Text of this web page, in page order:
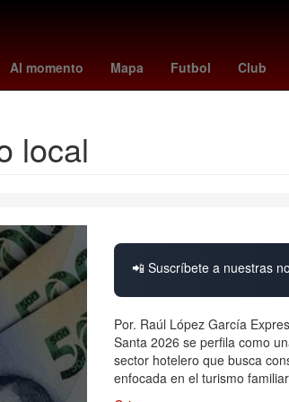
Al momento Mapa Futbol Club
braves Juegos Centroamericanos y del Caribe
local
📲 Suscríbete a nuestras
Por. Raúl López García
Santa 2026 se perfila como
sector hotelero que busca
enfocada en el turismo